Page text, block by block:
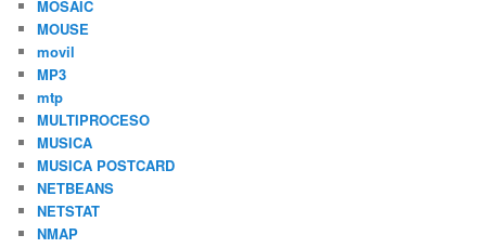
MOSAIC
MOUSE
movil
MP3
mtp
MULTIPROCESO
MUSICA
MUSICA POSTCARD
NETBEANS
NETSTAT
NMAP